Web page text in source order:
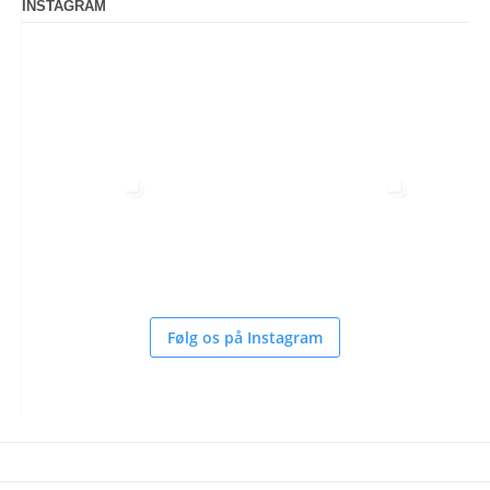
INSTAGRAM
Følg os på Instagram